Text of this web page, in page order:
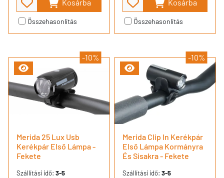
Kosárba
Összehasonlítás
Kosárba
Összehasonlítás
-10%
Merida 25 Lux Usb
Kerékpár Első Lámpa -
Fekete
Szállítási idő: 3-5
-10%
Merida Clip In Kerékpár
Első Lámpa Kormányra
És Sisakra - Fekete
Szállítási idő: 3-5